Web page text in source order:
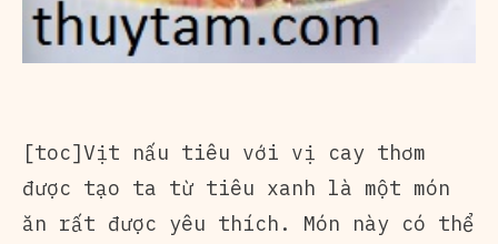
[toc]Vịt nấu tiêu với vị cay thơm
được tạo ta từ tiêu xanh là một món
ăn rất được yêu thích. Món này có thể